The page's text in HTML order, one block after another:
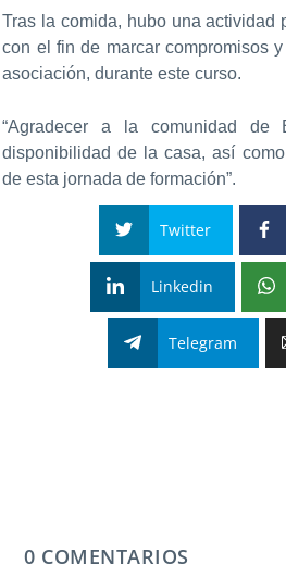
Tras la comida, hubo una actividad
con el fin de marcar compromisos
asociación, durante este curso.
“Agradecer a la comunidad de
disponibilidad de la casa, así
de esta jornada de formación”.
Twitter
Linkedin
Telegram
0 COMENTARIOS